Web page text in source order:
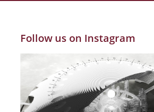
Follow us on Instagram